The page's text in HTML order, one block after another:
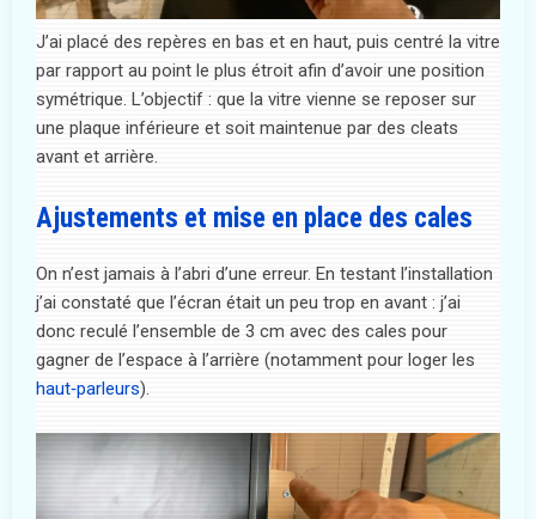
J’ai placé des repères en bas et en haut, puis centré la vitre
par rapport au point le plus étroit afin d’avoir une position
symétrique. L’objectif : que la vitre vienne se reposer sur
une plaque inférieure et soit maintenue par des cleats
avant et arrière.
Ajustements et mise en place des cales
On n’est jamais à l’abri d’une erreur. En testant l’installation
j’ai constaté que l’écran était un peu trop en avant : j’ai
donc reculé l’ensemble de 3 cm avec des cales pour
gagner de l’espace à l’arrière (notamment pour loger les
haut‑parleurs).